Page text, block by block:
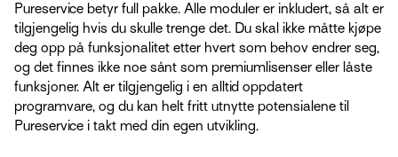
Pureservice betyr full pakke. Alle moduler er inkludert, så alt er
tilgjengelig hvis du skulle trenge det. Du skal ikke måtte kjøpe
deg opp på funksjonalitet etter hvert som behov endrer seg,
og det finnes ikke noe sånt som premiumlisenser eller låste
funksjoner. Alt er tilgjengelig i en alltid oppdatert
programvare, og du kan helt fritt utnytte potensialene til
Pureservice i takt med din egen utvikling.